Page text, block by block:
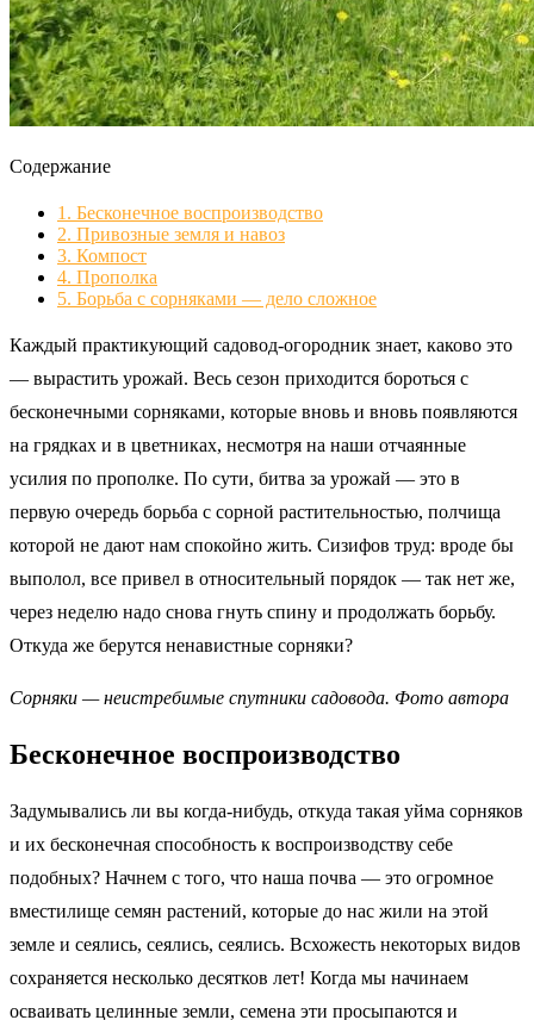
Содержание
1. Бесконечное воспроизводство
2. Привозные земля и навоз
3. Компост
4. Прополка
5. Борьба с сорняками — дело сложное
Каждый практикующий садовод-огородник знает, каково это
— вырастить урожай. Весь сезон приходится бороться с
бесконечными сорняками, которые вновь и вновь появляются
на грядках и в цветниках, несмотря на наши отчаянные
усилия по прополке. По сути, битва за урожай — это в
первую очередь борьба с сорной растительностью, полчища
которой не дают нам спокойно жить. Сизифов труд: вроде бы
выполол, все привел в относительный порядок — так нет же,
через неделю надо снова гнуть спину и продолжать борьбу.
Откуда же берутся ненавистные сорняки?
Сорняки — неистребимые спутники садовода. Фото автора
Бесконечное воспроизводство
Задумывались ли вы когда-нибудь, откуда такая уйма сорняков
и их бесконечная способность к воспроизводству себе
подобных? Начнем с того, что наша почва — это огромное
вместилище семян растений, которые до нас жили на этой
земле и сеялись, сеялись, сеялись. Всхожесть некоторых видов
сохраняется несколько десятков лет! Когда мы начинаем
осваивать целинные земли, семена эти просыпаются и